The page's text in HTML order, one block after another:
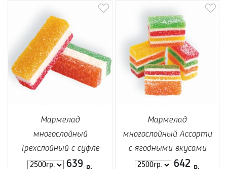
Мармелад
многослойный
Трехслойный с суфле
639 р.
Мармелад
многослойный Ассорти
с ягодными вкусами
642 р.